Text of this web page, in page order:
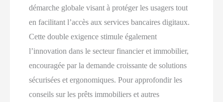
démarche globale visant à protéger les usagers tout
en facilitant l’accès aux services bancaires digitaux.
Cette double exigence stimule également
l’innovation dans le secteur financier et immobilier,
encouragée par la demande croissante de solutions
sécurisées et ergonomiques. Pour approfondir les
conseils sur les prêts immobiliers et autres